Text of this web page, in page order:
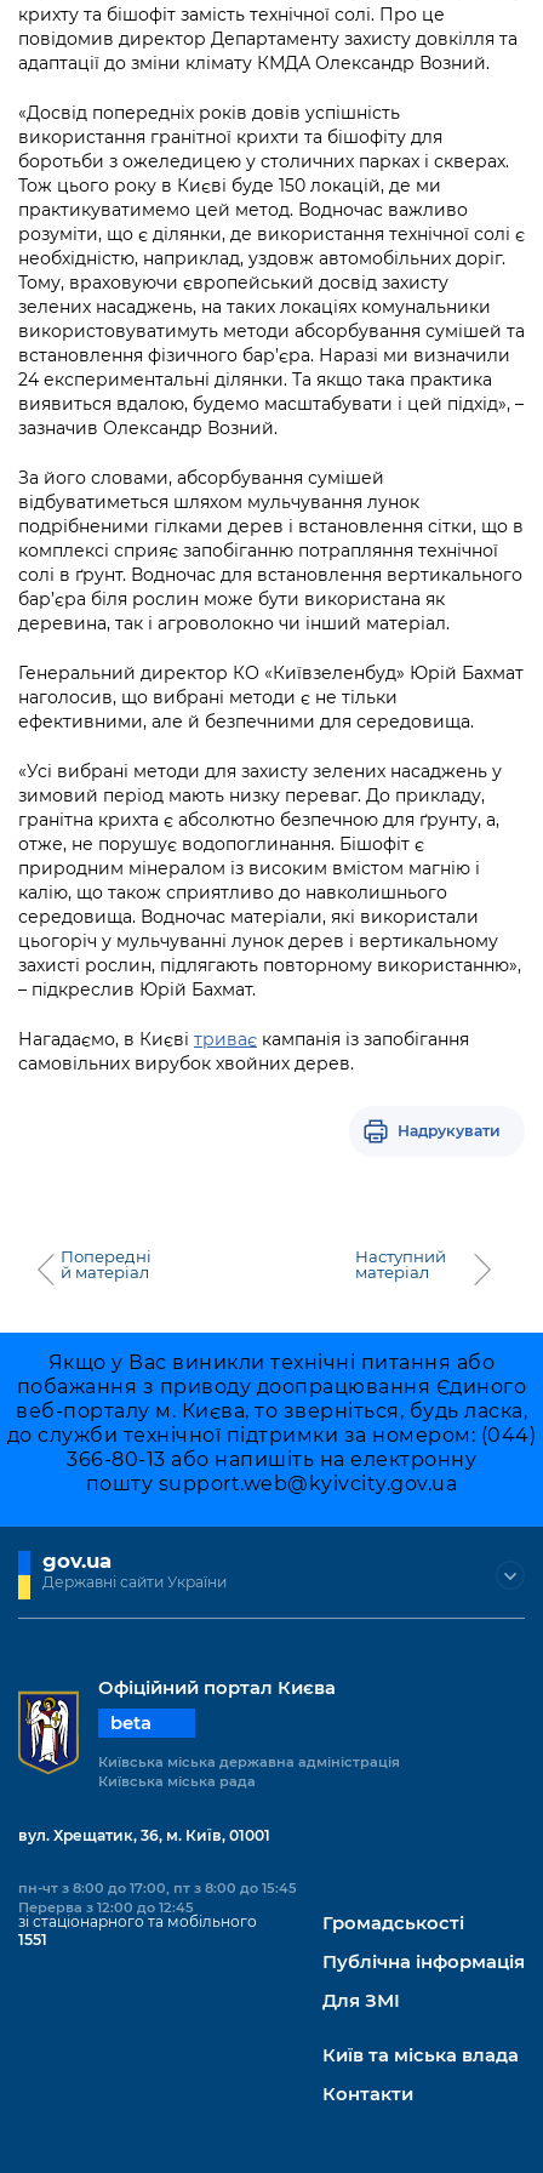
Підприємства, установи, організації
Kyiv International Relations
Річні звіти
Гендерна політика
Безбар'єрність
Київська міська військова адміністрація
Портал Захисників та Захисниць
Портал послуг
Міський застосунок Київ Цифровий
Важливе під час воєнного стану
Уряд» – місцевий рівень»
Важливе під час воєнного стану
Про відкриті дані
Портал даних Києва
Публічні дашборди
крихту та бішофіт замість технічної солі. Про це
повідомив директор Департаменту захисту довкілля та
адаптації до зміни клімату КМДА Олександр Возний.
«Досвід попередніх років довів успішність
використання гранітної крихти та бішофіту для
боротьби з ожеледицею у столичних парках і скверах.
Тож цього року в Києві буде 150 локацій, де ми
практикуватимемо цей метод. Водночас важливо
розуміти, що є ділянки, де використання технічної солі є
необхідністю, наприклад, уздовж автомобільних доріг.
Тому, враховуючи європейський досвід захисту
зелених насаджень, на таких локаціях комунальники
використовуватимуть методи абсорбування сумішей та
встановлення фізичного бар’єра. Наразі ми визначили
24 експериментальні ділянки. Та якщо така практика
виявиться вдалою, будемо масштабувати і цей підхід», –
зазначив Олександр Возний.
За його словами, абсорбування сумішей
відбуватиметься шляхом мульчування лунок
подрібненими гілками дерев і встановлення сітки, що в
комплексі сприяє запобіганню потрапляння технічної
солі в ґрунт. Водночас для встановлення вертикального
бар’єра біля рослин може бути використана як
деревина, так і агроволокно чи інший матеріал.
Генеральний директор КО «Київзеленбуд» Юрій Бахмат
наголосив, що вибрані методи є не тільки
ефективними, але й безпечними для середовища.
«Усі вибрані методи для захисту зелених насаджень у
зимовий період мають низку переваг. До прикладу,
гранітна крихта є абсолютно безпечною для ґрунту, а,
отже, не порушує водопоглинання. Бішофіт є
природним мінералом із високим вмістом магнію і
калію, що також сприятливо до навколишнього
середовища. Водночас матеріали, які використали
цьогоріч у мульчуванні лунок дерев і вертикальному
захисті рослин, підлягають повторному використанню»,
– підкреслив Юрій Бахмат.
Нагадаємо, в Києві триває кампанія із запобігання
самовільних вирубок хвойних дерев.
Надрукувати
Попередні
й матеріал
Наступний
матеріал
Якщо у Вас виникли технічні питання або
побажання з приводу доопрацювання Єдиного
веб-порталу м. Києва, то зверніться, будь ласка,
до служби технічної підтримки за номером: (044)
366-80-13 або напишіть на електронну
пошту support.web@kyivcity.gov.ua
gov.ua
Державні сайти України
Офіційний портал Києва
beta
Київська міська державна адміністрація
Київська міська рада
вул. Хрещатик, 36, м. Київ, 01001
пн-чт з 8:00 до 17:00, пт з 8:00 до 15:45
Перерва з 12:00 до 12:45
зі стаціонарного та мобільного
1551
Громадськості
Публічна інформація
Для ЗМІ
Київ та міська влада
Контакти